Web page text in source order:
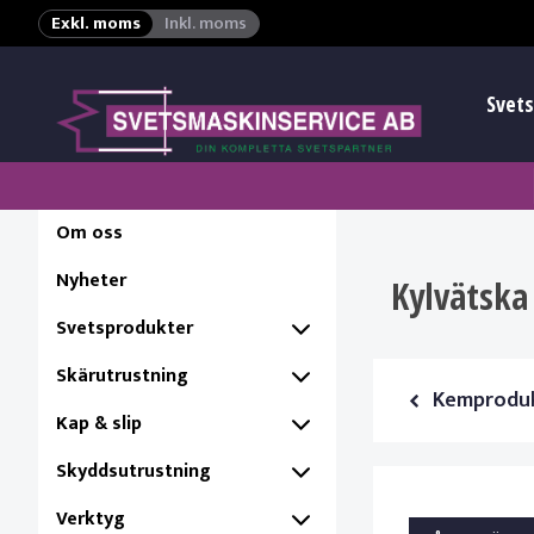
Exkl. moms Inkl. moms
Om oss
Nyheter
Svetsprodukter
Skärutrustning
Kap & slip
Skyddsutrustning
Verktyg